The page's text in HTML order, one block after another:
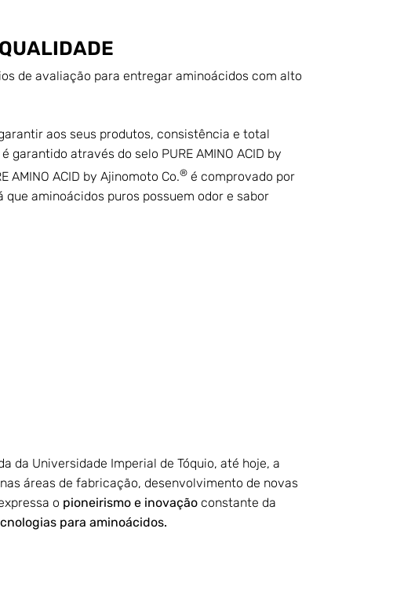
de avaliação para entregar aminoácidos com alto
aos seus produtos, consistência e total
através do selo PURE AMINO ACID by
ACID by Ajinomoto Co.®é comprovado por
aminoácidos puros possuem odor e sabor
da Universidade Imperial de Tóquio, até hoje, a
áreas de fabricação, desenvolvimento de novas
o pioneirismo e inovaçãoconstante da
para aminoácidos.